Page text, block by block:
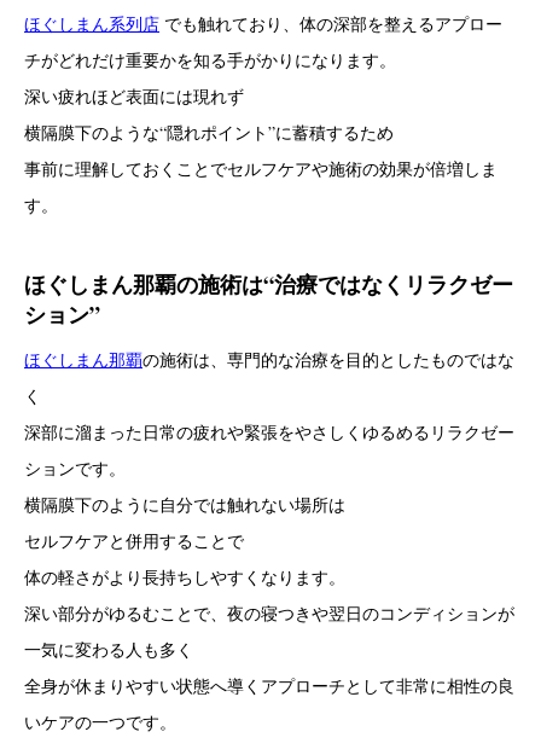
ほぐしまん系列店 でも触れており、体の深部を整えるアプロー
チがどれだけ重要かを知る手がかりになります。
深い疲れほど表面には現れず
横隔膜下のような“隠れポイント”に蓄積するため
事前に理解しておくことでセルフケアや施術の効果が倍増しま
す。
ほぐしまん那覇の施術は“治療ではなくリラクゼー
ション”
ほぐしまん那覇の施術は、専門的な治療を目的としたものではな
く
深部に溜まった日常の疲れや緊張をやさしくゆるめるリラクゼー
ションです。
横隔膜下のように自分では触れない場所は
セルフケアと併用することで
体の軽さがより長持ちしやすくなります。
深い部分がゆるむことで、夜の寝つきや翌日のコンディションが
一気に変わる人も多く
全身が休まりやすい状態へ導くアプローチとして非常に相性の良
いケアの一つです。